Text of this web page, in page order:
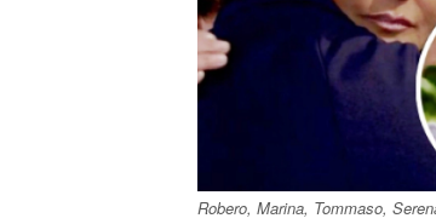
Robero, Marina, Tommaso,